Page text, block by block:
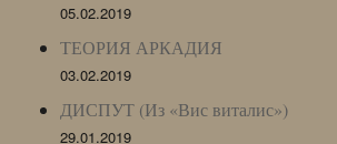
05.02.2019
ТЕОРИЯ АРКАДИЯ
03.02.2019
ДИСПУТ (Из «Вис виталис»)
29.01.2019